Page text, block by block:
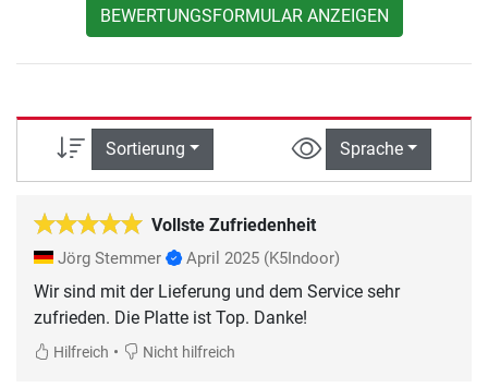
BEWERTUNGSFORMULAR ANZEIGEN
Sortierung Sprache
Vollste Zufriedenheit
Jörg Stemmer April 2025 (K5Indoor)
Wir sind mit der Lieferung und dem Service sehr
zufrieden. Die Platte ist Top. Danke!
Hilfreich • Nicht hilfreich